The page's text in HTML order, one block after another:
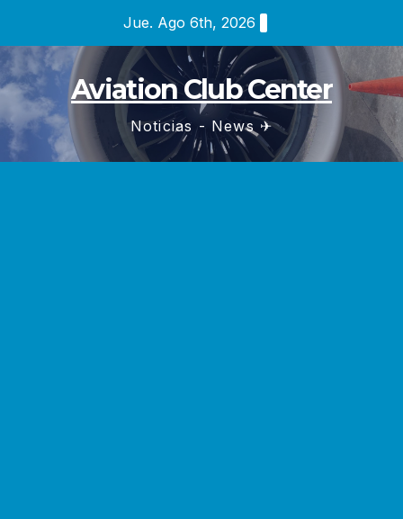
contenido
Jue. Ago 6th, 2026
Aviation Club Center
Noticias - News ✈